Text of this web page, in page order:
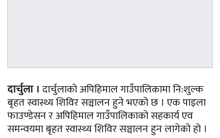
दार्चुला । दार्चुलाको अपिहिमाल गाउँपालिकामा नि:शुल्क
बृहत स्वास्थ्य शिविर सञ्चालन हुने भएको छ । एक पाइला
फाउण्डेसन र अपिहिमाल गाउँपालिकाको सहकार्य एव
समन्वयमा बृहत स्वास्थ्य शिविर सञ्चालन हुन लागेको हो ।